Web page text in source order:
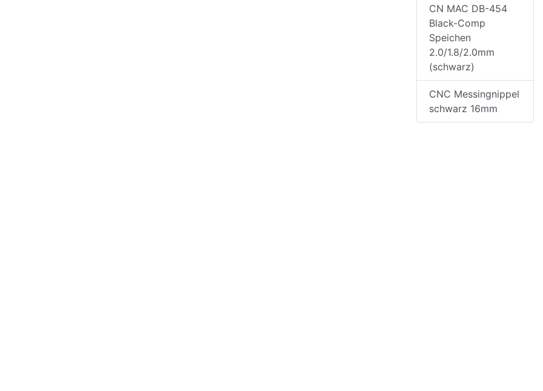
CN MAC DB-454
Black-Comp
Speichen
2.0/1.8/2.0mm
(schwarz)
CNC Messingnippel
schwarz 16mm